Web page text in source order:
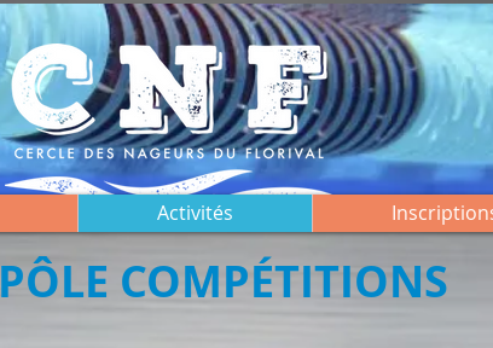
Activités
PÔLE COMPÉTITIONS